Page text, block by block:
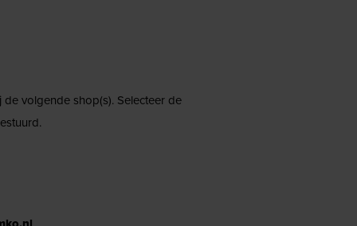
volgende shop(s). Selecteer de